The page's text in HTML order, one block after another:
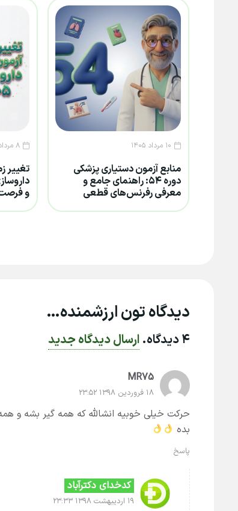
۱۰ مرداد ۱۴۰۵
منابع آزمون دستیاری پزشکی
دوره ۵۴: راهنمای جامع و
معرفی رفرنس‌های قطعی
۸ مرداد ۱۴۰۵
تغییر
و
دیدگاه تون ارزشمنده…
۴دیدگاه. ارسال دیدگاه جدید
MR75
۱۸ فروردین ۱۳۹۸ ۲۳:۵۲
حرکت خیلی خوبیه انشالله که همه گیر بشه و
بده
پاسخ
کدخدای دکترآباد
۱۹ اردیبهشت ۱۳۹۸ ۲۳:۳۳